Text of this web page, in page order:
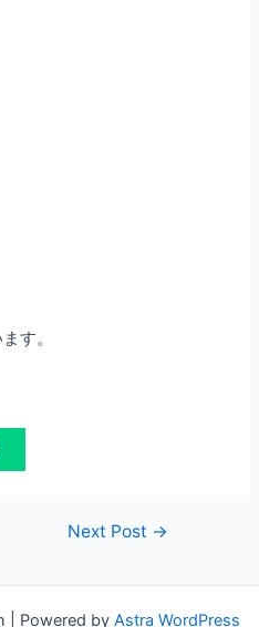
す。
Next Post →
by Astra WordPress